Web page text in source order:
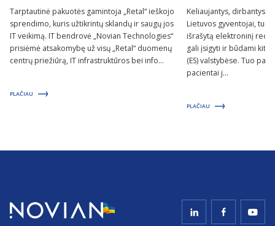
Tarptautinė pakuotės gamintoja „Retal“ ieškojo
sprendimo, kuris užtikrintų sklandų ir saugų jos
IT veikimą. IT bendrovė „Novian Technologies“
prisiėmė atsakomybę už visų „Retal“ duomenų
centrų priežiūrą, IT infrastruktūros bei info...
PLAČIAU
Keliaujantys, dirbantys
Lietuvos gyventojai,
išrašytą elektroninį
gali įsigyti ir būdami
(ES) valstybėse. Tuo
pacientai j...
PLAČIAU